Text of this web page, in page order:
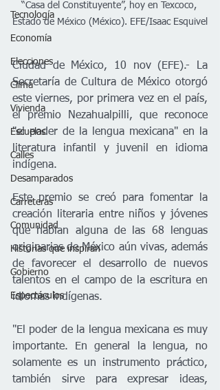
Tecnología
Economía
Elecciones
Clima
Vivienda
Escuelas
Calles
Desamparados
Carreteras
Comunidad
Historias que inspiran
Gobierno
Espectáculos
“Casa del Constituyente”, hoy en Texcoco,
Estado de México (México). EFE/Isaac Esquivel
Ciudad de México, 10 nov (EFE).- La
Secretaría de Cultura de México otorgó
este viernes, por primera vez en el país,
el premio Nezahualpilli, que reconoce
"el poder de la lengua mexicana" en la
literatura infantil y juvenil en idioma
indígena.
Este premio se creó para fomentar la
creación literaria entre niños y jóvenes
que hablan alguna de las 68 lenguas
originarias de México aún vivas, además
de favorecer el desarrollo de nuevos
talentos en el campo de la escritura en
idiomas indígenas.
"El poder de la lengua mexicana es muy
importante. En general la lengua, no
solamente es un instrumento práctico,
también sirve para expresar ideas,